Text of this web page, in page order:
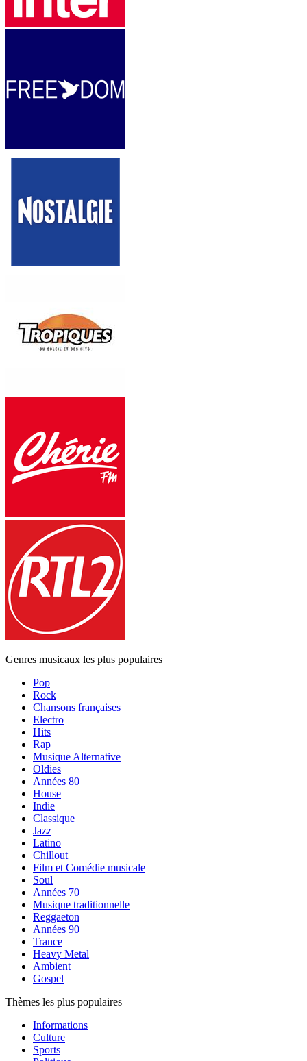
Genres musicaux les plus populaires
Pop
Rock
Chansons françaises
Electro
Hits
Rap
Musique Alternative
Oldies
Années 80
House
Indie
Classique
Jazz
Latino
Chillout
Film et Comédie musicale
Soul
Années 70
Musique traditionnelle
Reggaeton
Années 90
Trance
Heavy Metal
Ambient
Gospel
Thèmes les plus populaires
Informations
Culture
Sports